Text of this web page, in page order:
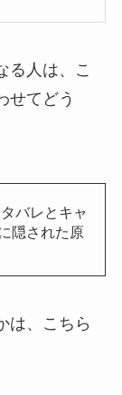
る人は、こ
せてどう
バレとキャ
隠された原
は、こちら